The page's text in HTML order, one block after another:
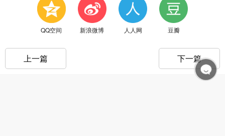
QQ空间 新浪微博 人人网 豆瓣
上一篇 下一篇